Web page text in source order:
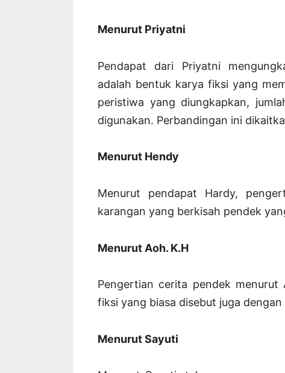
Menurut Priyatni
Pendapat dari Priyatni
adalah bentuk karya fiksi yang
peristiwa yang diungkapkan,
digunakan. Perbandingan ini
Menurut Hendy
Menurut pendapat Hardy,
karangan yang berkisah pendek
Menurut Aoh. K.H
Pengertian cerita pendek menurut
fiksi yang biasa disebut juga
Menurut Sayuti